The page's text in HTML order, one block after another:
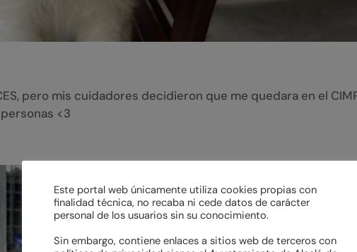
pero mis cuidadores decidieron que me quedara en el
<3
Este portal web únicamente utiliza cookies propias con
finalidad técnica, no recaba ni cede datos de carácter
personal de los usuarios sin su conocimiento.
Sin embargo, contiene enlaces a sitios web de terceros con